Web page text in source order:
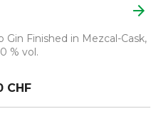
arrow_forward
Gin Finished in Mezcal-Cask,
% vol.
CHF